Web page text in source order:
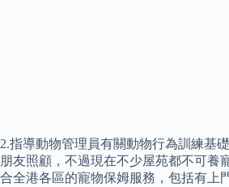
2.指導動物管理員有關動物行為訓練基
朋友照顧，不過現在不少屋苑都不可養
合全港各區的寵物保姆服務，包括有上